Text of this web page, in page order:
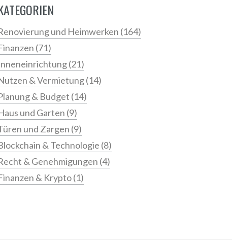
und Heimwerken (164)
(71)
(21)
& Vermietung(14)
& Budget (14)
und Garten (9)
und Zargen (9)
& Technologie (8)
& Genehmigungen (4)
& Krypto(1)